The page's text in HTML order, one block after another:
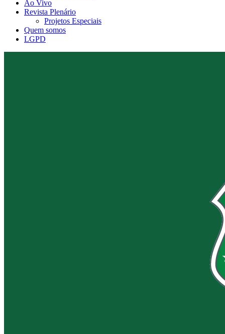
Ao Vivo
Revista Plenário
Projetos Especiais
Quem somos
LGPD